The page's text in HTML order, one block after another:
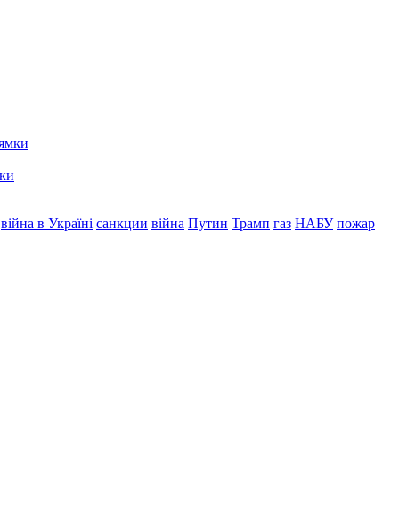
війна в Україні санкции війна Путин Трамп газ НАБУ пожар